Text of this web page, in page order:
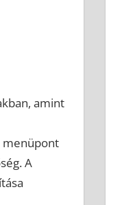
amint
menüpont
A